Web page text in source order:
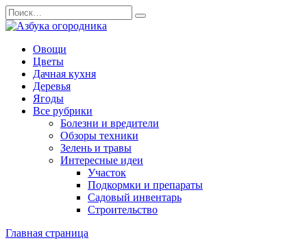
Перейти
к
содержанию
Search
for:
Овощи
Цветы
Дачная кухня
Деревья
Ягоды
Все рубрики
Болезни и вредители
Обзоры техники
Зелень и травы
Интересные идеи
Участок
Подкормки и препараты
Садовый инвентарь
Строительство
Главная страница